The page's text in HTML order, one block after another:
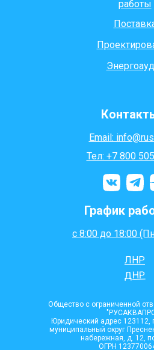
Email:
Тел: +7 800
Общество с ограниченной
Юридический адрес 123112,
муниципальный округ
набережная, д. 12,
ОГРН
работы
ДНР
ЛНР
с 8:00 до 18:00
График